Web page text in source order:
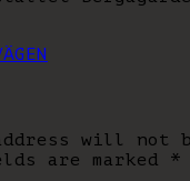
will not
are marked *